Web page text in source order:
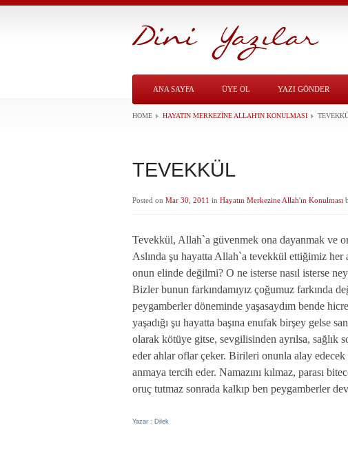
ANA SAYFA ÜYE OL YAZI GÖNDER
HOME HAYATIN MERKEZINE ALLAH'IN KONULMASI
TEVEKKÜL
Posted on Mar 30, 2011 in Hayatın Merkezine Allah'ın Konulması
Tevekkül, Allah`a güvenmek ona dayanmak ve
Aslında şu hayatta Allah`a tevekkül ettiğimiz
onun elinde değilmi? O ne isterse nasıl isterse
Bizler bunun farkındamıyız çoğumuz farkında
peygamberler döneminde yaşasaydım bende
yaşadığı şu hayatta başına enufak birşey gelse
olarak kötüye gitse, sevgilisinden ayrılsa, sağlık
eder ahlar oflar çeker. Birileri onunla alay
anmaya tercih eder. Namazını kılmaz, parası
oruç tutmaz sonrada kalkıp ben peygamberler
Yazar : Dilek